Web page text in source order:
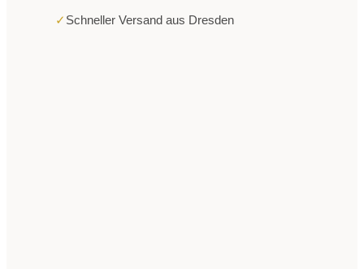
✓ Schneller Versand aus Dresden